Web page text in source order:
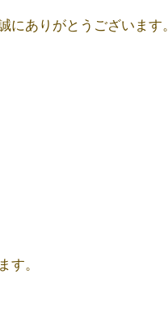
にありがとうございます
す。